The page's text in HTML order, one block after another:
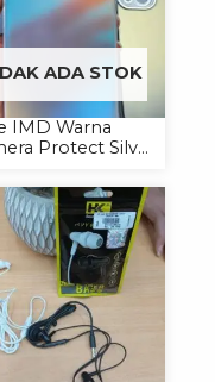
ADA STOK
IMD Warna
Protect Silver
Hologram